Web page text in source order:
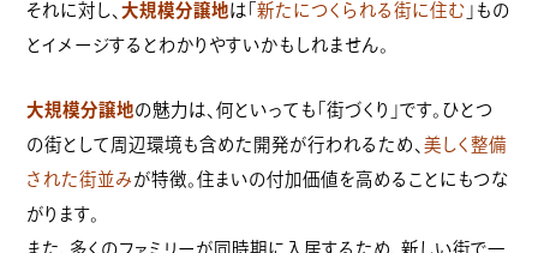
それに対し、大規模分譲地は「新たにつくられる街に住む 」もの
とイメージするとわかりやすいかもしれません。
大規模分譲地の魅力は、何といっても「街づくり」です。ひとつ
の街として周辺環境も含めた開発が行われるため、美しく整備
された街並みが特徴。住まいの付加価値を高めることにもつな
がります。
また、多くのファミリーが同時期に入居するため、新しい街で一